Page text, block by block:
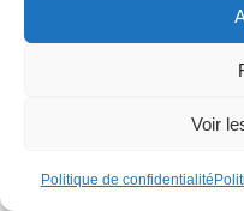
Voir
Politique de confidentialité
41 %, ce qui représente
d’impôt.
plafonds de l’un des
conjoint pour ne pas